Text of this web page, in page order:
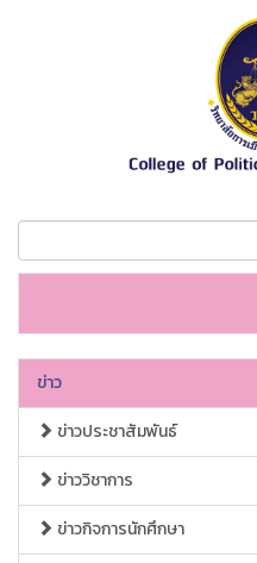
ข่าว
ข่าวประชาสัมพันธ์
ข่าววิชาการ
ข่าวกิจการนักศึกษา